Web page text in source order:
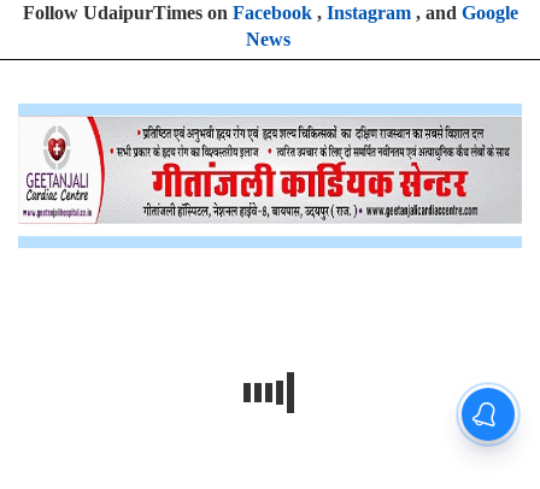
Follow UdaipurTimes on Facebook, Instagram, and Google
News